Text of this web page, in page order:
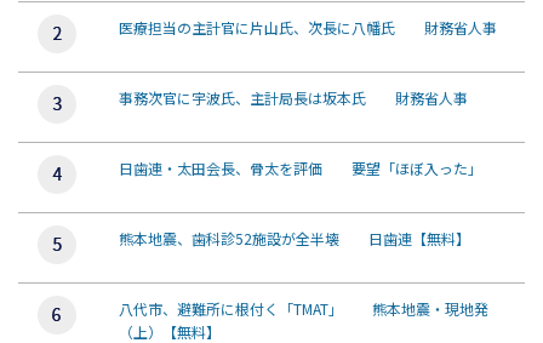
医療担当の主計官に片山氏、次長に八幡氏 財務省人事
事務次官に宇波氏、主計局長は坂本氏 財務省人事
日歯連・太田会長、骨太を評価 要望「ほぼ入った」
熊本地震、歯科診52施設が全半壊 日歯連【無料】
八代市、避難所に根付く「TMAT」 熊本地震・現地発
（上）【無料】